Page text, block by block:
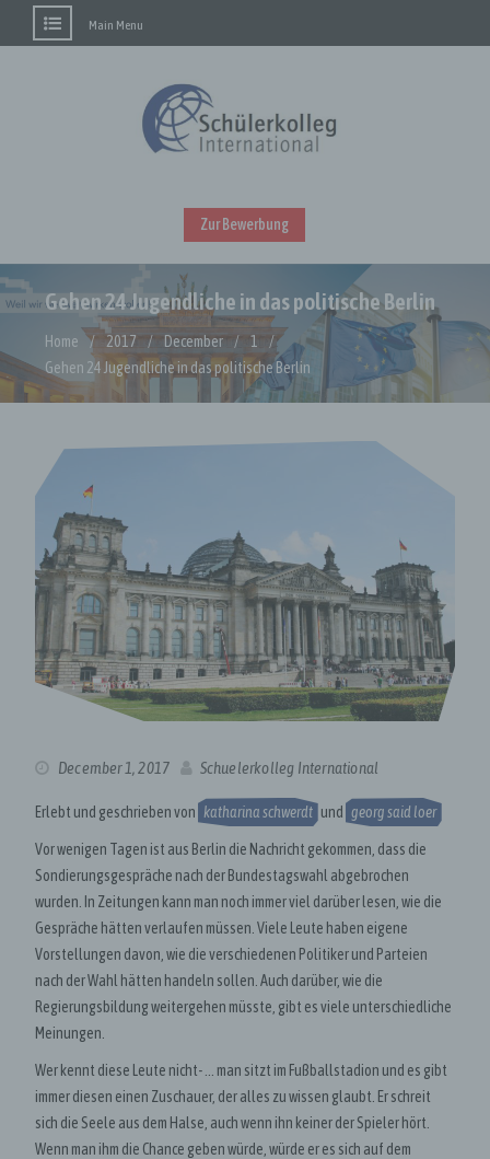
Main Menu
Zur Bewerbung
Gehen 24 Jugendliche in das politische Berlin
Home 2017 December
1
Gehen 24 Jugendliche in das politische Berlin
December 1, 2017 Schuelerkolleg International
Erlebt und geschrieben von katharina schwerdt und georg said loer
Vor wenigen Tagen ist aus Berlin die Nachricht gekommen, dass die
Sondierungsgespräche nach der Bundestagswahl abgebrochen
wurden. In Zeitungen kann man noch immer viel darüber lesen, wie die
Gespräche hätten verlaufen müssen. Viele Leute haben eigene
Vorstellungen davon, wie die verschiedenen Politiker und Parteien
nach der Wahl hätten handeln sollen. Auch darüber, wie die
Regierungsbildung weitergehen müsste, gibt es viele unterschiedliche
Meinungen.
Wer kennt diese Leute nicht- … man sitzt im Fußballstadion und es gibt
immer diesen einen Zuschauer, der alles zu wissen glaubt. Er schreit
sich die Seele aus dem Halse, auch wenn ihn keiner der Spieler hört.
Wenn man ihm die Chance geben würde, würde er es sich auf dem